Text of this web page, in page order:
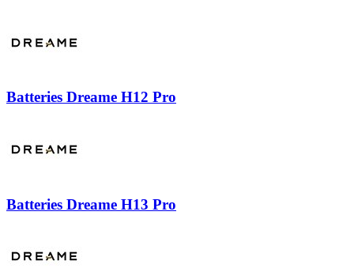
Batteries Dreame H12 Pro
Batteries Dreame H13 Pro